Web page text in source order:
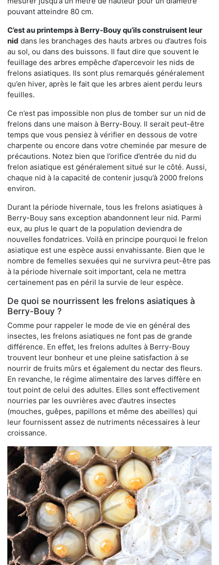
pouvant atteindre 80 cm.
C’est au printemps à Berry-Bouy qu’ils construisent leur
nid dans les branchages des hauts arbres ou d’autres fois
au sol, ou dans des buissons. Il faut dire que souvent le
feuillage des arbres empêche d’apercevoir les nids de
frelons asiatiques. Ils sont plus remarqués généralement
qu’en hiver, après le fait que les arbres aient perdu leurs
feuilles.
Ce n’est pas impossible non plus de tomber sur un nid de
frelons dans une maison à Berry-Bouy. Il serait peut-être
temps que vous pensiez à vérifier en dessous de votre
charpente ou encore dans votre cheminée par mesure de
précautions. Notez bien que l’orifice d’entrée du nid du
frelon asiatique est généralement situé sur le côté. Aussi,
chaque nid à la capacité de contenir jusqu’à 2000 frelons
environ.
Durant la période hivernale, tous les frelons asiatiques à
Berry-Bouy sans exception abandonnent leur nid. Parmi
eux, au plus le quart de la population deviendra de
nouvelles fondatrices. Voilà en principe pourquoi le frelon
asiatique est une espèce aussi envahissante. Bien que le
nombre de femelles sexuées qui ne survivra peut-être pas
à la période hivernale soit important, cela ne mettra
certainement pas en péril la survie de leur espèce.
De quoi se nourrissent les frelons asiatiques à
Berry-Bouy ?
Comme pour rappeler le mode de vie en général des
insectes, les frelons asiatiques ne font pas de grande
différence. En effet, les frelons adultes à Berry-Bouy
trouvent leur bonheur et une pleine satisfaction à se
nourrir de fruits mûrs et également du nectar des fleurs.
En revanche, le régime alimentaire des larves diffère en
tout point de celui des adultes. Elles sont effectivement
nourries par les ouvrières avec d’autres insectes
(mouches, guêpes, papillons et même des abeilles) qui
leur fournissent assez de nutriments nécessaires à leur
croissance.